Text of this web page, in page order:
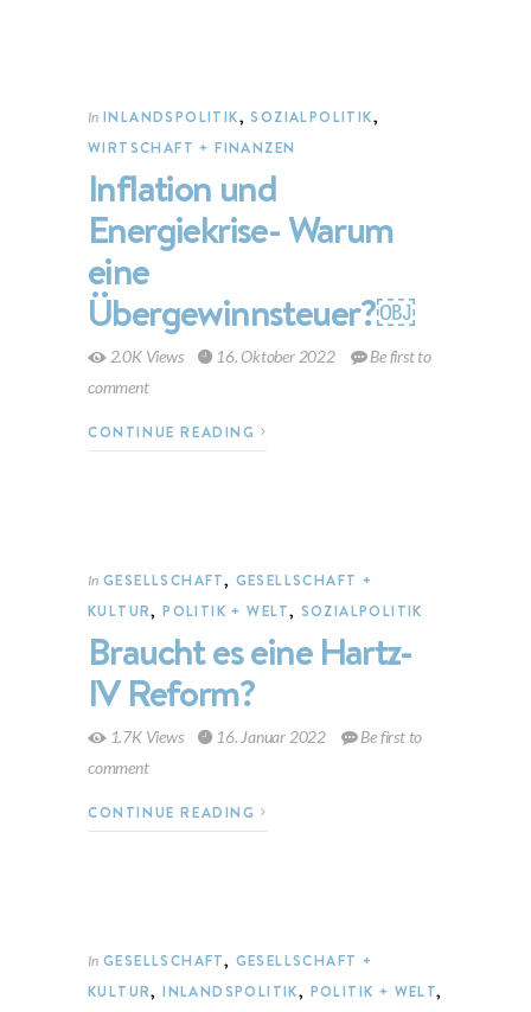
In INLANDSPOLITIK,SOZIALPOLITIK,
WIRTSCHAFT + FINANZEN
Inflation und
Energiekrise- Warum
eine
Übergewinnsteuer?￼
2.0K Views 16. Oktober 2022
Be first to
comment
CONTINUE READING
In GESELLSCHAFT, GESELLSCHAFT +
KULTUR,POLITIK + WELT, SOZIALPOLITIK
Braucht es eine Hartz-
IV Reform?
1.7K Views 16. Januar 2022
Be first to
comment
CONTINUE READING
In GESELLSCHAFT, GESELLSCHAFT +
KULTUR,INLANDSPOLITIK, POLITIK + WELT,